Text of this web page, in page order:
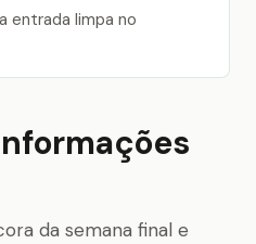
entrada limpa no
da semana final e